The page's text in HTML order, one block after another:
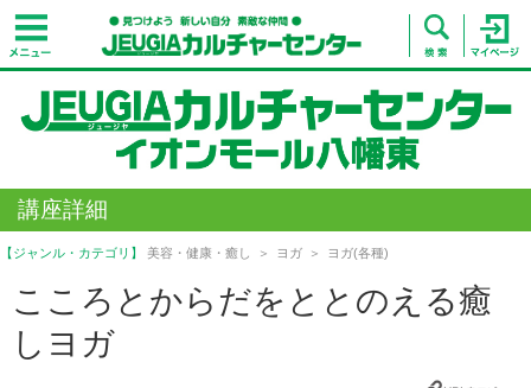
講座詳細
【ジャンル・カテゴリ】 美容・健康・癒し ヨガ ヨガ(各種)
こころとからだをととのえる癒
しヨガ